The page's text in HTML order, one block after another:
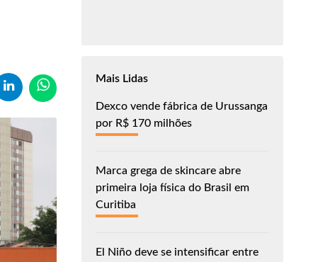
Mais Lidas
Dexco vende fábrica de Urussanga
por R$ 170 milhões
Marca grega de skincare abre
primeira loja física do Brasil em
Curitiba
El Niño deve se intensificar entre